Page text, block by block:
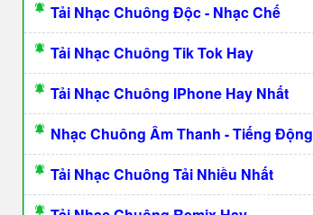
Tải Nhạc Chuông Độc - Nhạc Chế
Tải Nhạc Chuông Tik Tok Hay
Tải Nhạc Chuông IPhone Hay Nhất
Nhạc Chuông Âm Thanh - Tiếng Động
Tải Nhạc Chuông Tải Nhiều Nhất